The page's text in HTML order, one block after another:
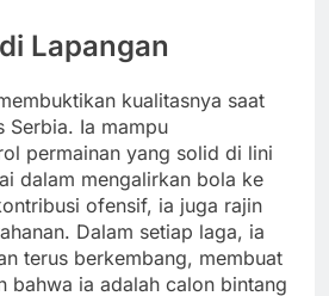
Lapangan
kualitasnya saat
Serbia. Ia mampu
permainan yang solid di lini
dalam mengalirkan bola ke
ofensif, ia juga rajin
Dalam setiap laga, ia
terus berkembang, membuat
bahwa ia adalah calon bintang